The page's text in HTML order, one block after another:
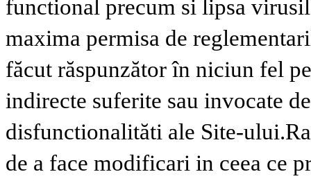
functional precum si lipsa
maxima permisa de
făcut răspunzător în niciun fel
indirecte suferite sau invocate
disfunctionalităti ale Site-ului.
de a face modificari in ceea ce